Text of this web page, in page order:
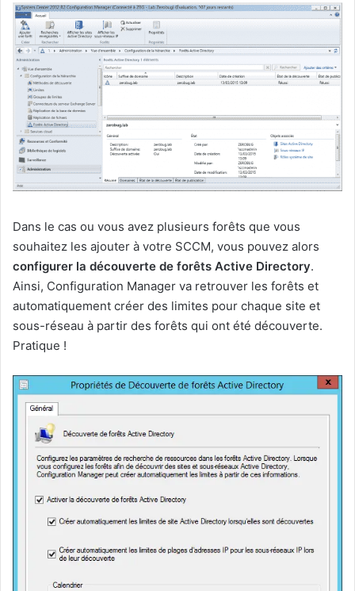
Dans le cas ou vous avez plusieurs forêts que vous
souhaitez les ajouter à votre SCCM, vous pouvez alors
configurer la découverte de forêts Active Directory.
Ainsi, Configuration Manager va retrouver les forêts et
automatiquement créer des limites pour chaque site et
sous-réseau à partir des forêts qui ont été découverte.
Pratique !